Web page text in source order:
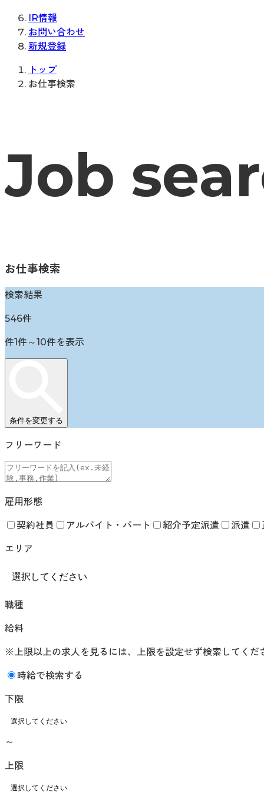
IR情報
お問い合わせ
新規登録
トップ
お仕事検索
Job
お仕事検索
検索結果
546件
件1件～10件を表示
条件を変更する
フリーワード
雇用形態
契約社員 アルバイト・パート 紹介予定派遣 派遣
エリア
職種
給料
※上限以上の求人を見るには、上限を設定せず検索してくだ
時給で検索する
下限
～
上限